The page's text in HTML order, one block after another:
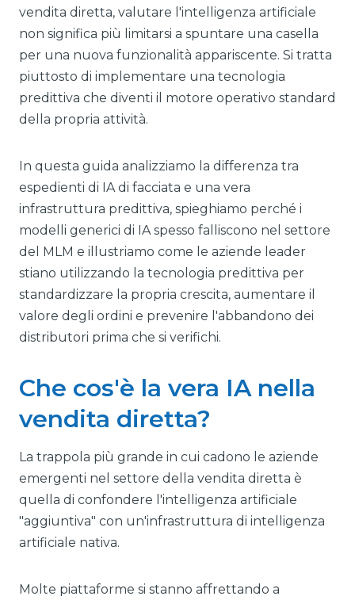
vendita diretta, valutare l'intelligenza artificiale
non significa più limitarsi a spuntare una casella
per una nuova funzionalità appariscente. Si tratta
piuttosto di implementare una tecnologia
predittiva che diventi il motore operativo standard
della propria attività.
In questa guida analizziamo la differenza tra
espedienti di IA di facciata e una vera
infrastruttura predittiva, spieghiamo perché i
modelli generici di IA spesso falliscono nel settore
del MLM e illustriamo come le aziende leader
stiano utilizzando la tecnologia predittiva per
standardizzare la propria crescita, aumentare il
valore degli ordini e prevenire l'abbandono dei
distributori prima che si verifichi.
Che cos'è la vera IA nella
vendita diretta?
La trappola più grande in cui cadono le aziende
emergenti nel settore della vendita diretta è
quella di confondere l'intelligenza artificiale
"aggiuntiva" con un'infrastruttura di intelligenza
artificiale nativa.
Molte piattaforme si stanno affrettando a